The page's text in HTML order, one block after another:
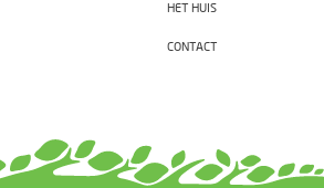
HET HUIS
CONTACT